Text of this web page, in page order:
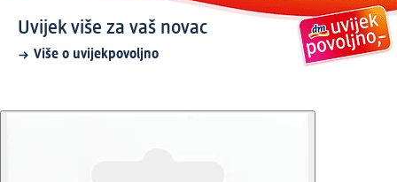
Uvijek više za vaš novac
Više o uvijekpovoljno